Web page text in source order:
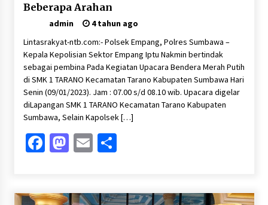
Beberapa Arahan
admin
4 tahun ago
Lintasrakyat-ntb.com:- Polsek Empang, Polres Sumbawa –
Kepala Kepolisian Sektor Empang Iptu Nakmin bertindak
sebagai pembina Pada Kegiatan Upacara Bendera Merah Putih
di SMK 1 TARANO Kecamatan Tarano Kabupaten Sumbawa Hari
Senin (09/01/2023). Jam : 07.00 s/d 08.10 wib. Upacara digelar
diLapangan SMK 1 TARANO Kecamatan Tarano Kabupaten
Sumbawa, Selain Kapolsek […]
Facebook
Mastodon
EmailShare